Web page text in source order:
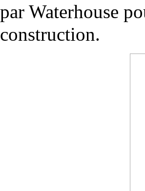
par Waterhouse
construction.